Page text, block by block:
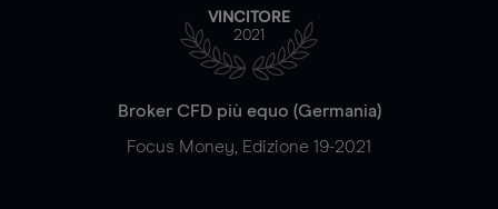
VINCITORE
2021
Broker CFD più equo (Germania)
Focus Money, Edizione 19-2021